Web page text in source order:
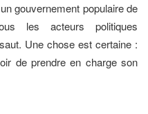
gouvernement populaire de
les acteurs politiques
Une chose est certaine :
de prendre en charge son